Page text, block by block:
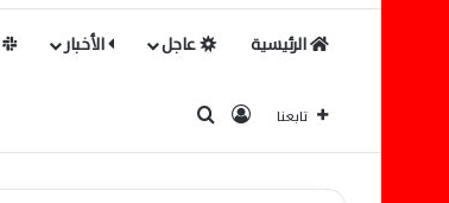
الرئيسية عاجل الأخبار
تابعنا تسجيل الدخول